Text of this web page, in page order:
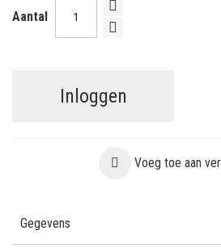
Aantal
Inloggen
Voeg toe aan
Gegevens